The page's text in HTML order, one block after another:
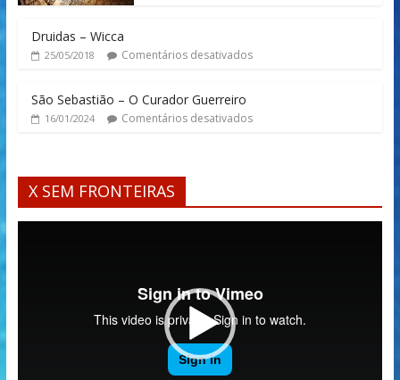
Druidas – Wicca
25/05/2018 Comentários desativados
São Sebastião – O Curador Guerreiro
16/01/2024 Comentários desativados
X SEM FRONTEIRAS